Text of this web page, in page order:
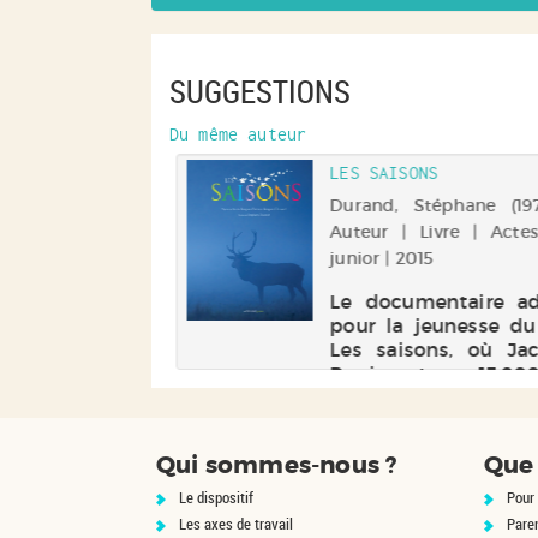
SUGGESTIONS
Du même auteur
LES SAISONS
Durand, Stéphane
Auteur | Livre |
junior | 2015
Le documentaire
pour la jeunesse
Les saisons, où
Perrin retrace
du long métrage.
Qui sommes-nous ?
Le dispositif
Les axes de travail